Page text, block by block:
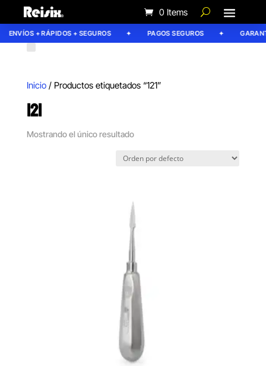
0 Items
ENVÍOS + RÁPIDOS + SEGUROS PAGOS SEGUROS
Inicio/ Productos etiquetados “121”
121
Mostrando el único resultado